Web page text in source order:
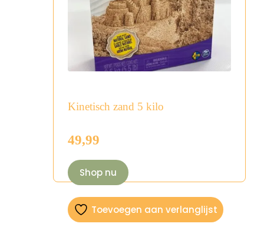
Kinetisch zand 5 kilo
49,99
Shop nu
Toevoegen aan verlanglijst